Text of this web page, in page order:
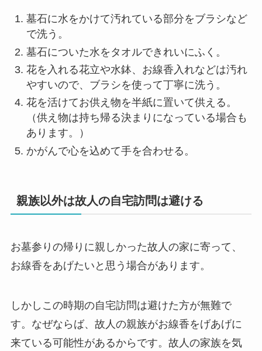
墓石に水をかけて汚れている部分をブラシなど
で洗う。
墓石についた水をタオルできれいにふく。
花を入れる花立や水鉢、お線香入れなどは汚れ
やすいので、ブラシを使って丁寧に洗う。
花を活けてお供え物を半紙に置いて供える。
（供え物は持ち帰る決まりになっている場合も
あります。）
かがんで心を込めて手を合わせる。
親族以外は故人の自宅訪問は避ける
お墓参りの帰りに親しかった故人の家に寄って、
お線香をあげたいと思う場合があります。
しかしこの時期の自宅訪問は避けた方が無難で
す。なぜならば、故人の親族がお線香をげあげに
来ている可能性があるからです。故人の家族を気